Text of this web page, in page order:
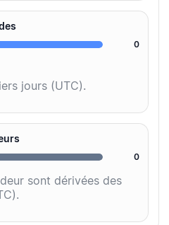
0
jours (UTC).
0
sont dérivées des